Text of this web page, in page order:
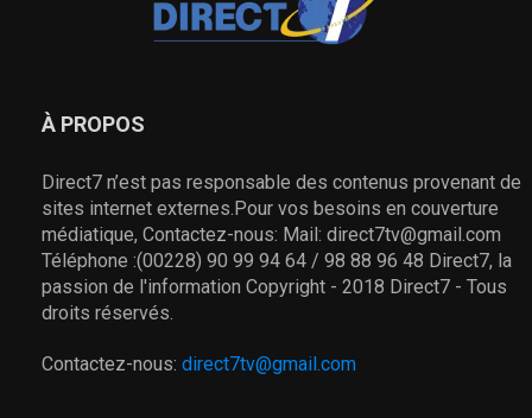
À PROPOS
Direct7 n’est pas responsable des contenus provenant de
sites internet externes.Pour vos besoins en couverture
médiatique, Contactez-nous: Mail: direct7tv@gmail.com
Téléphone :(00228) 90 99 94 64 / 98 88 96 48 Direct7, la
passion de l'information Copyright - 2018 Direct7 - Tous
droits réservés.
Contactez-nous: direct7tv@gmail.com